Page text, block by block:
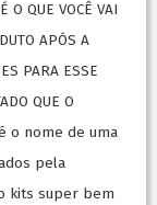
O QUE VOCÊ VAI
APÓS A
PARA ESSE
QUE O
é o nome de uma
pela
kits super bem